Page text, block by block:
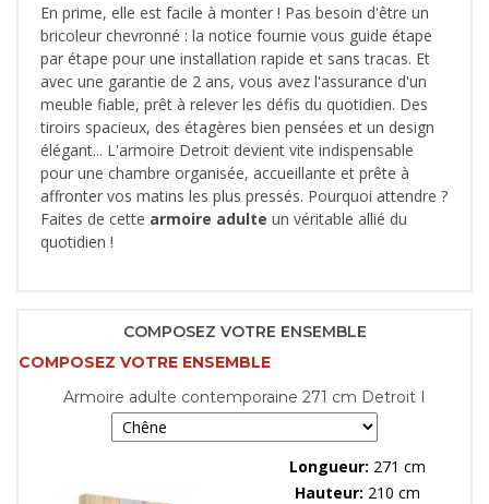
En prime, elle est facile à monter ! Pas besoin d'être un
bricoleur chevronné : la notice fournie vous guide étape
par étape pour une installation rapide et sans tracas. Et
avec une garantie de 2 ans, vous avez l'assurance d'un
meuble fiable, prêt à relever les défis du quotidien. Des
tiroirs spacieux, des étagères bien pensées et un design
élégant... L'armoire Detroit devient vite indispensable
pour une chambre organisée, accueillante et prête à
affronter vos matins les plus pressés. Pourquoi attendre ?
Faites de cette armoire adulte un véritable allié du
quotidien !
COMPOSEZ VOTRE ENSEMBLE
COMPOSEZ VOTRE ENSEMBLE
Armoire adulte contemporaine 271 cm Detroit I
Longueur: 271 cm
Hauteur: 210 cm